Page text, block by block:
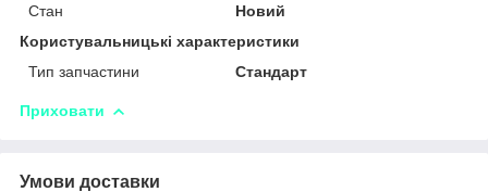
Стан
Новий
Користувальницькі характеристики
Тип запчастини
Стандарт
Приховати
Умови доставки